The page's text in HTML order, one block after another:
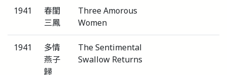
1941
春閨
三鳳
Three Amorous
Women
1941
多情
燕子
歸
The Sentimental
Swallow Returns